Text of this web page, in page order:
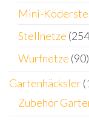
Mini-
Stellnetze
Wurfnetze (90)
Gartenhäcksler
Zubehör